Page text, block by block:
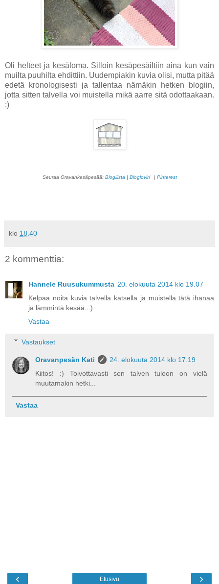
Oli helteet ja kesäloma. Silloin kesäpesäiltiin aina kun vain
muilta puuhilta ehdittiin. Uudempiakin kuvia olisi, mutta pitää
edetä kronologisesti ja tallentaa nämäkin hetken blogiin,
jotta sitten talvella voi muistella mikä aarre sitä odottaakaan.
:)
Seuraa Oravankesäpesää: Blogilista | Bloglovin' | Pinterest
klo 18.40
2 kommenttia:
Hannele Ruusukummusta 20. elokuuta 2014 klo 19.07
Kelpaa noita kuvia talvella katsella ja muistella tätä ihanaa
ja lämmintä kesää..:)
Vastaa
Vastaukset
Oravanpesän Kati
24. elokuuta 2014 klo 17.19
Kiitos! :) Toivottavasti sen talven tuloon on vielä
muutamakin hetki...
Vastaa
‹ ›
Etusivu